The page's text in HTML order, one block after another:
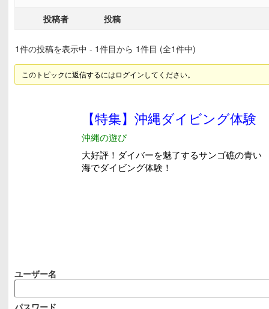
投稿者 投稿
1件の投稿を表示中 - 1件目から 1件目 (全1件中)
このトピックに返信するにはログインしてください。
ユーザー名
パスワード